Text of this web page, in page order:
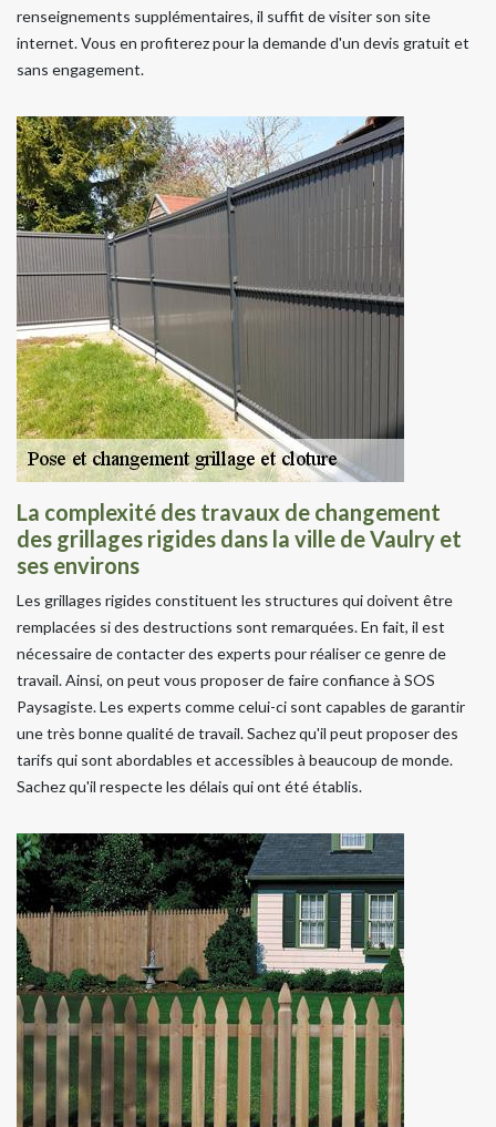
renseignements supplémentaires, il suffit de visiter son site
internet. Vous en profiterez pour la demande d'un devis gratuit et
sans engagement.
La complexité des travaux de changement
des grillages rigides dans la ville de Vaulry et
ses environs
Les grillages rigides constituent les structures qui doivent être
remplacées si des destructions sont remarquées. En fait, il est
nécessaire de contacter des experts pour réaliser ce genre de
travail. Ainsi, on peut vous proposer de faire confiance à SOS
Paysagiste. Les experts comme celui-ci sont capables de garantir
une très bonne qualité de travail. Sachez qu'il peut proposer des
tarifs qui sont abordables et accessibles à beaucoup de monde.
Sachez qu'il respecte les délais qui ont été établis.